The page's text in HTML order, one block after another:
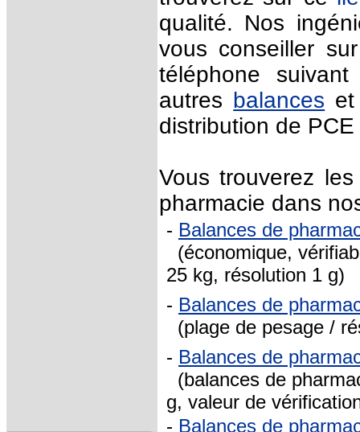
qualité. Nos
vous conseiller
téléphone
autres balances
distribution de
Vous trouverez
pharmacie dans
- Balances de
(économique,
25 kg, résolution 1 g)
- Balances de
(plage de pesage /
- Balances de
(balances de
g, valeur de
- Balances de